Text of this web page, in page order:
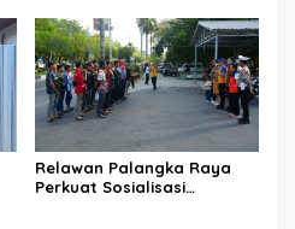
Relawan Palangka Raya
Perkuat Sosialisasi